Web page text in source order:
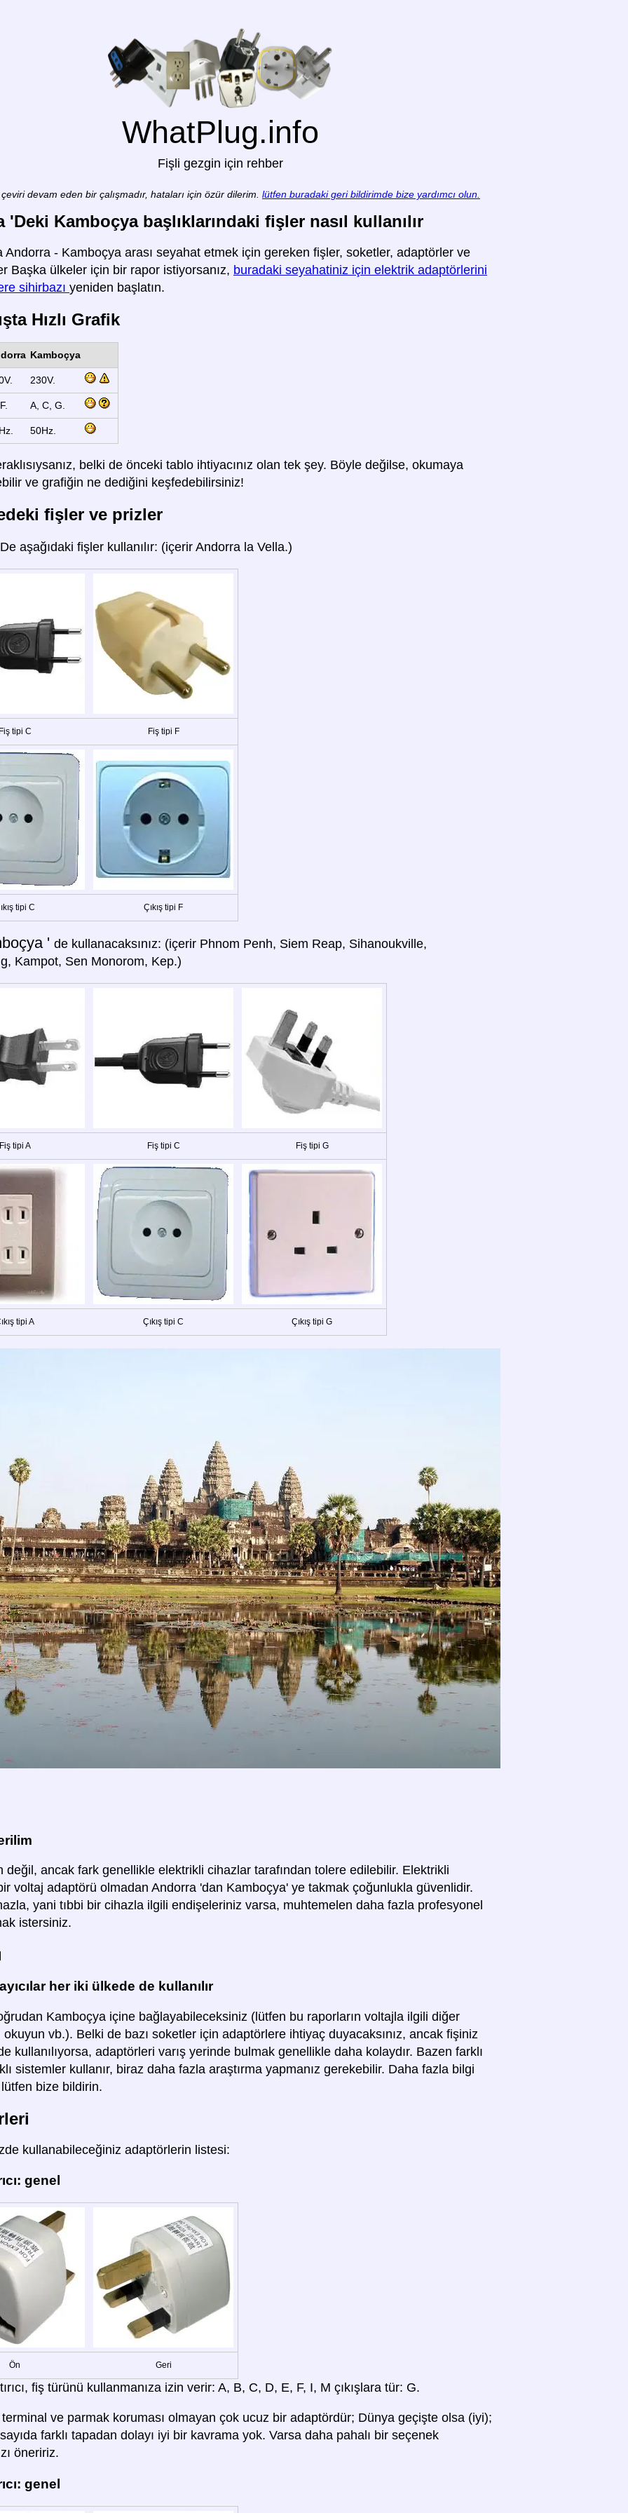
WhatPlug.info
Fişli gezgin için rehber
devam eden bir çalışmadır, hataları için özür dilerim. lütfen buradaki geri bildirimde bize yardımcı olun.
'Deki Kamboçya başlıklarındaki fişler nasıl kullanılır
Andorra - Kamboçya arası seyahat etmek için gereken fişler, soketler, adaptörler ve
Başka ülkeler için bir rapor istiyorsanız, buradaki seyahatiniz için elektrik adaptörlerini
sihirbazı yeniden başlatın.
Hızlı Grafik
Kamboçya
230V.
A, C, G.
50Hz.
belki de önceki tablo ihtiyacınız olan tek şey. Böyle değilse, okumaya
ve grafiğin ne dediğini keşfedebilirsiniz!
fişler ve prizler
aşağıdaki fişler kullanılır: (içerir Andorra la Vella.)
tipi C Fiş tipi F
tipi C Çıkış tipi F
' de kullanacaksınız: (içerir Phnom Penh, Siem Reap, Sihanoukville,
Kampot, Sen Monorom, Kep.)
tipi A Fiş tipi C Fiş tipi G
tipi A Çıkış tipi C Çıkış tipi G
değil, ancak fark genellikle elektrikli cihazlar tarafından tolere edilebilir. Elektrikli
bir voltaj adaptörü olmadan Andorra 'dan Kamboçya' ye takmak çoğunlukla güvenlidir.
yani tıbbi bir cihazla ilgili endişeleriniz varsa, muhtemelen daha fazla profesyonel
istersiniz.
her iki ülkede de kullanılır
Kamboçya içine bağlayabileceksiniz (lütfen bu raporların voltajla ilgili diğer
vb.). Belki de bazı soketler için adaptörlere ihtiyaç duyacaksınız, ancak fişiniz
kullanılıyorsa, adaptörleri varış yerinde bulmak genellikle daha kolaydır. Bazen farklı
sistemler kullanır, biraz daha fazla araştırma yapmanız gerekebilir. Daha fazla bilgi
bize bildirin.
kullanabileceğiniz adaptörlerin listesi:
genel
Ön Geri
fiş türünü kullanmanıza izin verir: A, B, C, D, E, F, I, M çıkışlara tür: G.
ve parmak koruması olmayan çok ucuz bir adaptördür; Dünya geçişte olsa (iyi);
farklı tapadan dolayı iyi bir kavrama yok. Varsa daha pahalı bir seçenek
öneririz.
genel